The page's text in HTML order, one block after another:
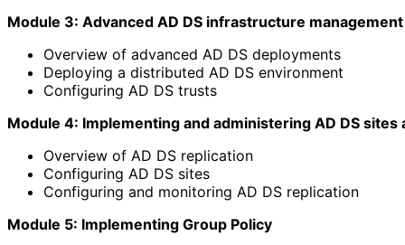
Module 3: Advanced AD DS infrastructure management
Overview of advanced AD DS deployments
Deploying a distributed AD DS environment
Configuring AD DS trusts
Module 4: Implementing and administering AD DS sites
Overview of AD DS replication
Configuring AD DS sites
Configuring and monitoring AD DS replication
Module 5: Implementing Group Policy